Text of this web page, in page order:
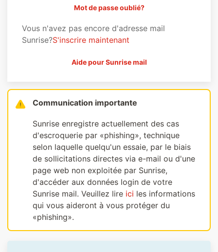
Mot de passe oublié?
Vous n'avez pas encore d'adresse mail
Sunrise?S'inscrire maintenant
Aide pour Sunrise mail
Communication importante
Sunrise enregistre actuellement des cas
d'escroquerie par «phishing», technique
selon laquelle quelqu'un essaie, par le biais
de sollicitations directes via e-mail ou d'une
page web non exploitée par Sunrise,
d'accéder aux données login de votre
Sunrise mail. Veuillez lire ici les informations
qui vous aideront à vous protéger du
«phishing».